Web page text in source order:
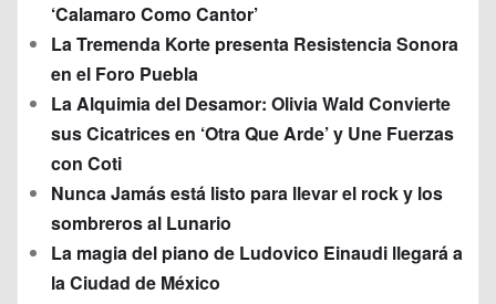
‘Calamaro Como Cantor’
La Tremenda Korte presenta Resistencia Sonora
en el Foro Puebla
La Alquimia del Desamor: Olivia Wald Convierte
sus Cicatrices en ‘Otra Que Arde’ y Une Fuerzas
con Coti
Nunca Jamás está listo para llevar el rock y los
sombreros al Lunario
La magia del piano de Ludovico Einaudi llegará a
la Ciudad de México